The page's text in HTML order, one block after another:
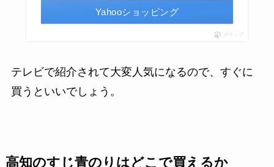
Yahooショッピング
ポチップ
テレビで紹介されて大変人気になるので、すぐに
買うといいでしょう。
高知のすじ青のりはどこで買えるか